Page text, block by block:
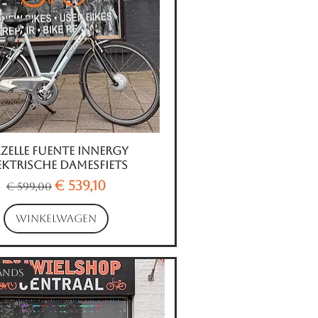
Snel overzicht
Fuente Innergy
Damesfiets
Normale prijs
€ 599,00 Verkoopprijs
€ 539,10
WINKELWAGEN